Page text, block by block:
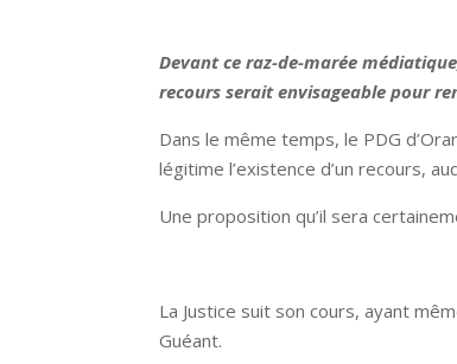
Devant ce raz-de-marée
recours serait envisageable pour
Dans le même temps, le PDG
légitime l’existence d’un recours,
Une proposition qu’il sera
La Justice suit son cours, ayant
Guéant.